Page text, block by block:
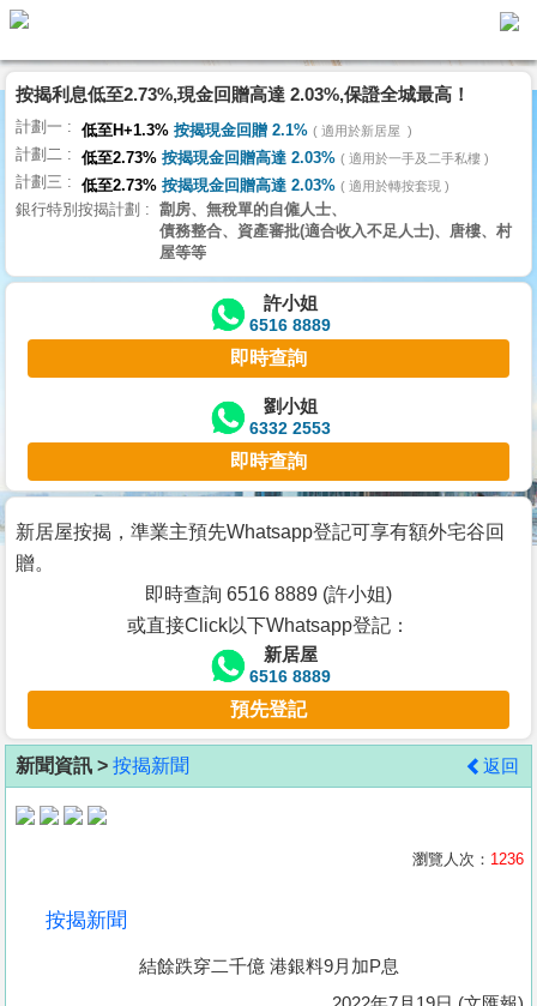
代
理
主
頁
搵
樓/
交
業
主
宅
谷
按
客
地
產
按揭利息低至2.73%,現金回贈高達 2.03%,保證全城最高！
計劃一 低至H+1.3% 按揭現金回贈 2.1% 適用於新居屋
計劃二 低至2.73% 按揭現金回贈高達 2.03% 適用於一手及二手私樓
計劃三 低至2.73% 按揭現金回贈高達 2.03% 適用於轉按套現
銀行特別按揭計劃
劏房、無稅單的自僱人士、
債務整合、資產審批(適合收入不足人士)、唐樓、村
屋等等
許小姐
6516 8889
即時查詢
劉小姐
6332 2553
即時查詢
新居屋按揭，準業主預先Whatsapp登記可享有額外宅谷回
贈。
即時查詢 6516 8889 (許小姐)
或直接Click以下Whatsapp登記：
新居屋
6516 8889
預先登記
新聞資訊 > 按揭新聞 返回
瀏覽人次： 1236
按揭新聞
結餘跌穿二千億 港銀料9月加P息